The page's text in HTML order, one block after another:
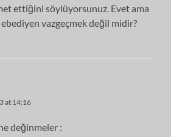
ettiğini söylüyorsunuz. Evet ama
vazgeçmek değil midir?
at 14:16
değinmeler :